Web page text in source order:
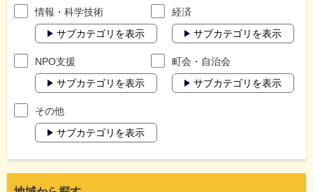
情報・科学技術
サブカテゴリを表示
経済
サブカテゴリを表示
NPO支援
サブカテゴリを表示
町会・自治会
サブカテゴリを表示
その他
サブカテゴリを表示